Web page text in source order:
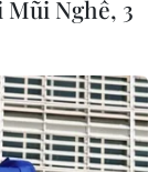
Nghê, 3